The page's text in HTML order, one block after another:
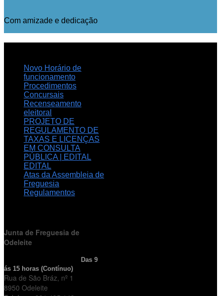
Com amizade e dedicação
Novo Horário de
funcionamento
Procedimentos
Concursais
Recenseamento
eleitoral
PROJETO DE
REGULAMENTO DE
TAXAS E LICENÇAS
EM CONSULTA
PÚBLICA | EDITAL
EDITAL
Atas da Assembleia de
Freguesia
Regulamentos
Junta de Freguesia de
Odeleite
Das 9
ás 15 horas (Contínuo)
Rua de São Bráz, nº 1
8950 Odeleite